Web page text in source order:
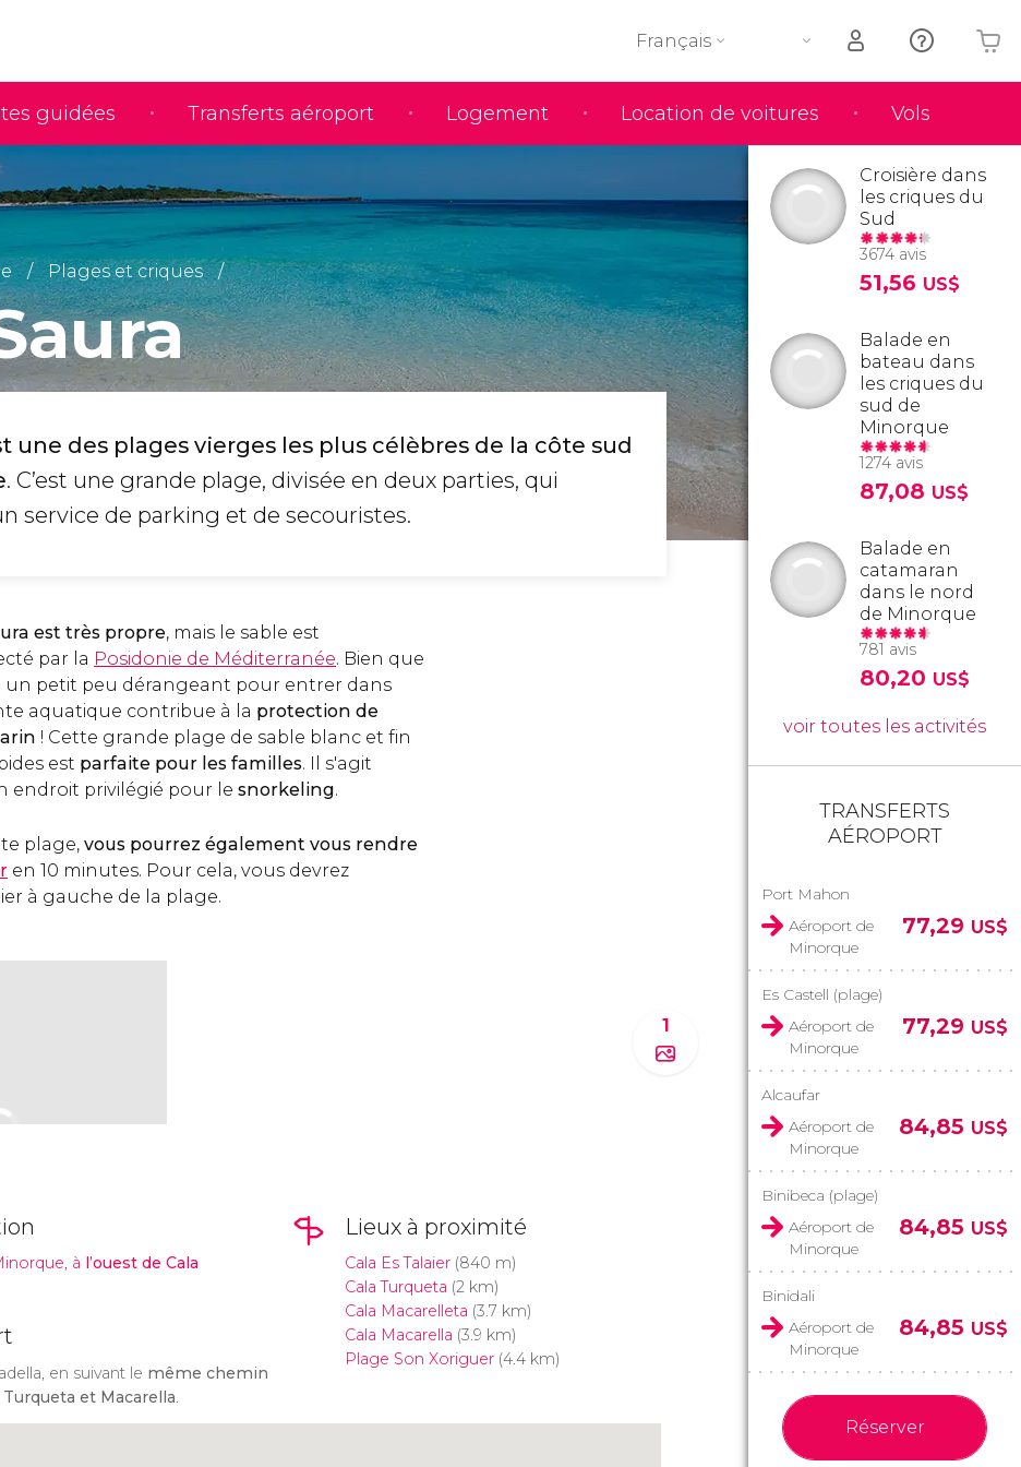
guidées Transferts aéroport Logement Location de voitures Vols
Français
Votre panier est vide
Plages et criques
une des plages vierges les plus célèbres de la côte sud
. C’est une grande plage, divisée en deux parties, qui
service de parking et de secouristes.
est très propre, mais le sable est
par la Posidonie de Méditerranée. Bien que
un petit peu dérangeant pour entrer dans
aquatique contribue à la protection de
! Cette grande plage de sable blanc et fin
est parfaite pour les familles. Il s'agit
endroit privilégié pour le snorkeling.
plage, vous pourrez également vous rendre
en 10 minutes. Pour cela, vous devrez
à gauche de la plage.
1
à l’ouest de Cala
en suivant le même chemin
et Macarella.
Lieux à proximité
Cala Es Talaier(840 m)
Cala Turqueta (2 km)
Cala Macarelleta (3.7 km)
Cala Macarella (3.9 km)
Plage Son Xoriguer(4.4 km)
Croisière dans
les criques du
Sud
3674 avis
51,56 US$
Balade en
bateau dans
les criques du
sud de
Minorque
1274 avis
87,08 US$
Balade en
catamaran
dans le nord
de Minorque
781 avis
80,20 US$
voir toutes les activités
TRANSFERTS
AÉROPORT
Port Mahon
Aéroport de
Minorque
77,29 US$
Es Castell (plage)
Aéroport de
Minorque
77,29 US$
Alcaufar
Aéroport de
Minorque
84,85 US$
Binibeca (plage)
Aéroport de
Minorque
84,85 US$
Binidali
Aéroport de
Minorque
84,85 US$
Réserver